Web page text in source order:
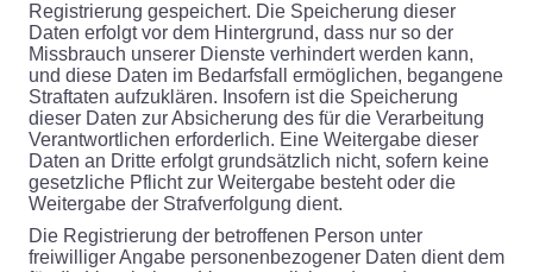
Registrierung gespeichert. Die Speicherung dieser
Daten erfolgt vor dem Hintergrund, dass nur so der
Missbrauch unserer Dienste verhindert werden kann,
und diese Daten im Bedarfsfall ermöglichen, begangene
Straftaten aufzuklären. Insofern ist die Speicherung
dieser Daten zur Absicherung des für die Verarbeitung
Verantwortlichen erforderlich. Eine Weitergabe dieser
Daten an Dritte erfolgt grundsätzlich nicht, sofern keine
gesetzliche Pflicht zur Weitergabe besteht oder die
Weitergabe der Strafverfolgung dient.
Die Registrierung der betroffenen Person unter
freiwilliger Angabe personenbezogener Daten dient dem